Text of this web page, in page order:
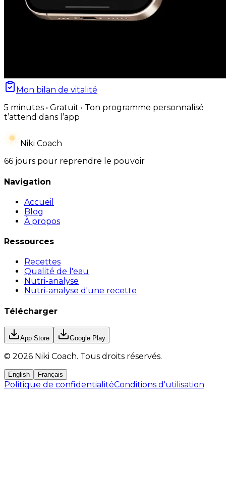
Mon bilan de vitalité
5 minutes • Gratuit • Ton programme personnalisé
t’attend dans l’app
Niki Coach
66 jours pour reprendre le pouvoir
Navigation
Accueil
Blog
À propos
Ressources
Recettes
Qualité de l'eau
Nutri-analyse
Nutri-analyse d'une recette
Télécharger
App Store Google Play
© 2026 Niki Coach. Tous droits réservés.
English Français
Politique de confidentialitéConditions d'utilisation